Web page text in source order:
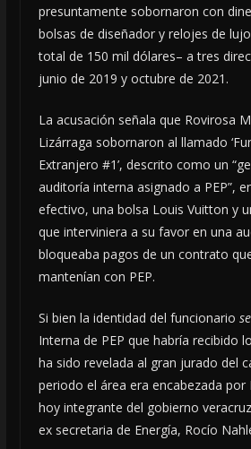
presuntamente sobornaron con
bolsas de diseñador y relojes de
total de 150 mil dólares– a tres
junio de 2019 y octubre de 2021.
La acusación señala que Rovirosa
Lizárraga sobornaron al llamado
Extranjero #1’, descrito como un
auditoría interna asignado a PEP”,
efectivo, una bolsa Louis Vuitton y
que interviniera a su favor en una
bloqueaba pagos de un contrato
mantenían con PEP.
Si bien la identidad del funcionario
Interna de PEP que habría recibido
ha sido revelada al gran jurado del
periodo el área era encabezada por
hoy integrante del gobierno
ex secretaria de Energía, Rocío